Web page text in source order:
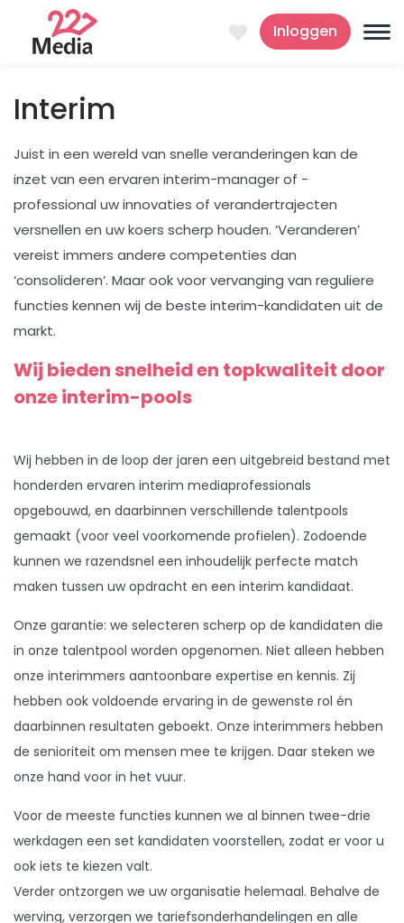
Inloggen
Interim
Juist in een wereld van snelle veranderingen kan de
inzet van een ervaren interim-manager of -
professional uw innovaties of verandertrajecten
versnellen en uw koers scherp houden. ‘Veranderen’
vereist immers andere competenties dan
‘consolideren’. Maar ook voor vervanging van reguliere
functies kennen wij de beste interim-kandidaten uit de
markt.
Wij bieden snelheid en topkwaliteit door
onze interim-pools
Wij hebben in de loop der jaren een uitgebreid bestand met
honderden ervaren interim mediaprofessionals
opgebouwd, en daarbinnen verschillende talentpools
gemaakt (voor veel voorkomende profielen). Zodoende
kunnen we razendsnel een inhoudelijk perfecte match
maken tussen uw opdracht en een interim kandidaat.
Onze garantie: we selecteren scherp op de kandidaten die
in onze talentpool worden opgenomen. Niet alleen hebben
onze interimmers aantoonbare expertise en kennis. Zij
hebben ook voldoende ervaring in de gewenste rol én
daarbinnen resultaten geboekt. Onze interimmers hebben
de senioriteit om mensen mee te krijgen. Daar steken we
onze hand voor in het vuur.
Voor de meeste functies kunnen we al binnen twee-drie
werkdagen een set kandidaten voorstellen, zodat er voor u
ook iets te kiezen valt.
Verder ontzorgen we uw organisatie helemaal. Behalve de
werving, verzorgen we tariefsonderhandelingen en alle